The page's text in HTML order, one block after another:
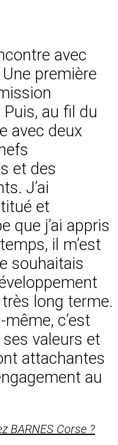
avec
première
au fil du
avec deux
et des
J’ai
et
que j’ai appris
il m’est
souhaitais
long terme.
c’est
ses valeurs et
attachantes
au
BARNES Corse ?